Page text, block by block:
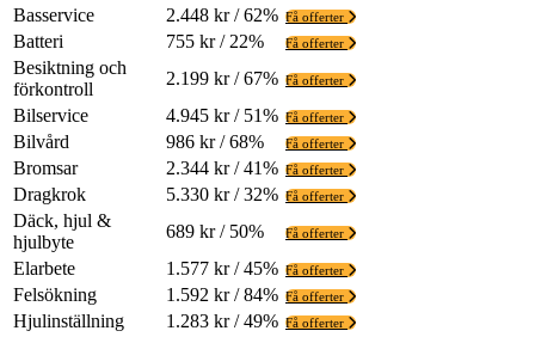
Basservice 2.448 kr / 62% Få offerter
Batteri 755 kr / 22% Få offerter
Besiktning och
förkontroll
2.199 kr / 67% Få offerter
Bilservice 4.945 kr / 51% Få offerter
Bilvård 986 kr / 68% Få offerter
Bromsar 2.344 kr / 41% Få offerter
Dragkrok 5.330 kr / 32% Få offerter
Däck, hjul &
hjulbyte
689 kr / 50% Få offerter
Elarbete 1.577 kr / 45% Få offerter
Felsökning 1.592 kr / 84% Få offerter
Hjulinställning 1.283 kr / 49% Få offerter